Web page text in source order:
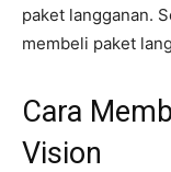
paket langganan.
membeli paket
Cara
Vision